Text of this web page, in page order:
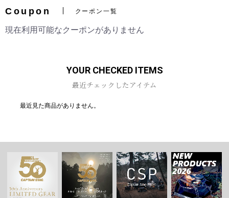
お買い物を続ける
Coupon クーポン一覧
現在利用可能なクーポンがありません
YOUR CHECKED ITEMS
最近チェックしたアイテム
最近見た商品がありません。